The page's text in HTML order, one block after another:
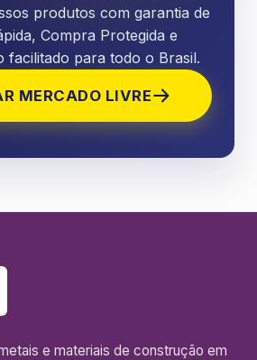
produtos com garantia de
Compra Protegida e
facilitado para todo o Brasil.
MERCADO LIVRE
e materiais de construção em